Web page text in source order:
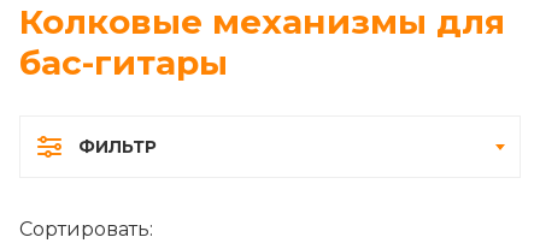
Колковые механизмы для
бас-гитары
ФИЛЬТР
Сортировать: